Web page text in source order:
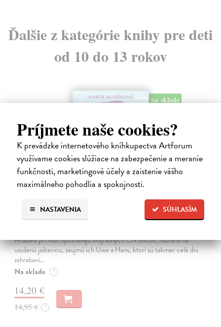
Príjmete naše cookies?
K prevádzke internetového kníhkupectva Artforum
využívame cookies slúžiace na zabezpečenie a meranie
funkčnosti, marketingové účely a zaistenie vášho
maximálneho pohodlia a spokojnosti.
SÚHLASÍM
NASTAVENIA
Ďalšie z kategórie knihy pre deti
od 10 do 13 rokov
na sklade
Sedem písmen v piesku
Hlušíková Marta| Kniha
Anabela pri mori spoznávajú svojráznych Chrtovcov, natrafia na
usušenú jaštericu, zaujmú ich Uwe a Hans, ktorí sú takmer celé dni
zahrabaní…
Na sklade ?
14,20 €
14,95 € ?